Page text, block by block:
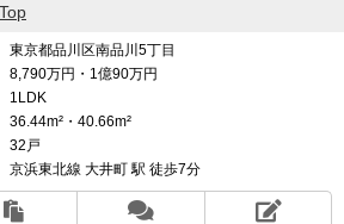
東京都品川区南品川5丁目
8,790万円・1億90万円
1LDK
36.44m²・40.66m²
32戸
京浜東北線 大井町 駅 徒歩7分